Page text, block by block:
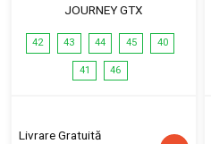
JOURNEY GTX
42 43 44 45 40
41 46
Livrare Gratuită